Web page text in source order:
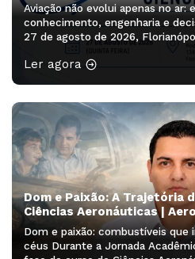
Aviação não evolui apenas no ar:
conhecimento, engenharia e
27 de agosto de 2026,
de profissionais, pesquisadores,
que ajudam a pensar os próximos
Ler agora
Dom e Paixão: A Trajetória
Ciências Aeronáuticas |
Dom e paixão: combustíveis que
céus Durante a Jornada